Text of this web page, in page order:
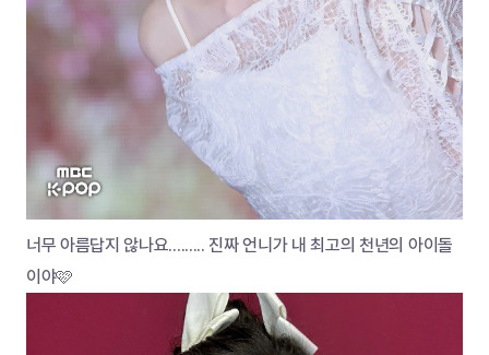
너무 아름답지 않나요......... 진짜 언니가 내 최고의 천년의 아이돌
이야🩷